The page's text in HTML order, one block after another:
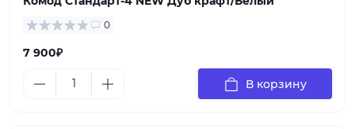
0
7 900₽
В корзину